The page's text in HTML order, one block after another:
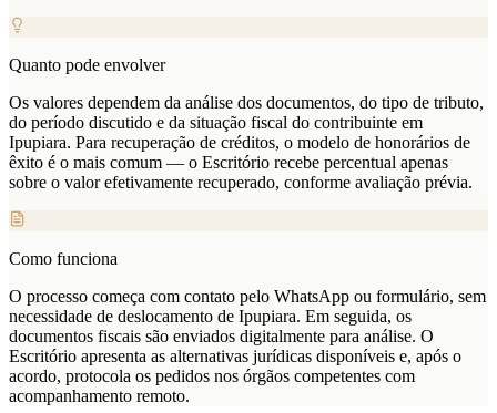
Quanto pode envolver
Os valores dependem da análise dos documentos, do tipo de tributo,
do período discutido e da situação fiscal do contribuinte em
Ipupiara. Para recuperação de créditos, o modelo de honorários de
êxito é o mais comum — o Escritório recebe percentual apenas
sobre o valor efetivamente recuperado, conforme avaliação prévia.
Como funciona
O processo começa com contato pelo WhatsApp ou formulário, sem
necessidade de deslocamento de Ipupiara. Em seguida, os
documentos fiscais são enviados digitalmente para análise. O
Escritório apresenta as alternativas jurídicas disponíveis e, após o
acordo, protocola os pedidos nos órgãos competentes com
acompanhamento remoto.